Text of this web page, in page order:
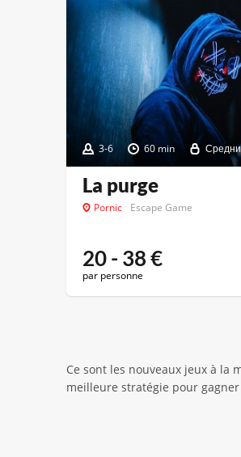
3-6 60 min
La purge
Pornic Escape Game
20 - 38€
par personne
Ce sont les nouveaux jeux à la
meilleure stratégie pour